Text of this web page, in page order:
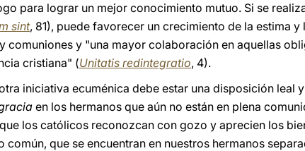
para lograr un mejor conocimiento mutuo. Si se
sint, 81), puede favorecer un crecimiento de la estima
comuniones y "una mayor colaboración en aquellas
cristiana" (Unitatis redintegratio, 4).
iniciativa ecuménica debe estar una disposición leal
en los hermanos que aún no están en plena
los católicos reconozcan con gozo y aprecien los
que se encuentran en nuestros hermanos